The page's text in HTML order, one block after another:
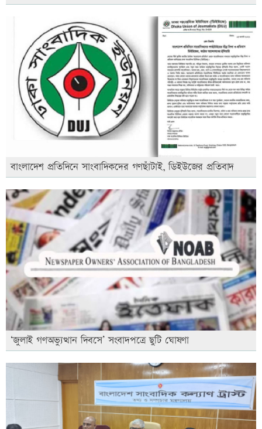
বাংলাদেশ প্রতিদিনে সাংবাদিকদের গণছাঁটাই, ডিইউজের প্রতিবাদ
‘জুলাই গণঅভ্যুত্থান দিবসে’ সংবাদপত্রে ছুটি ঘোষণা